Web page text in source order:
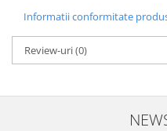
Informatii conformitate
Review-uri(0)